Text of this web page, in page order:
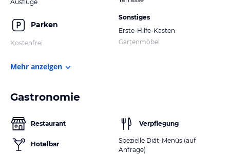
Ausflüge
Parken
Kostenfrei
Sonstiges
Erste-Hilfe-Kasten
Gartenmöbel
Mehr anzeigen
Gastronomie
Restaurant
Hotelbar
Verpflegung
Spezielle Diät-Menüs (auf
Anfrage)